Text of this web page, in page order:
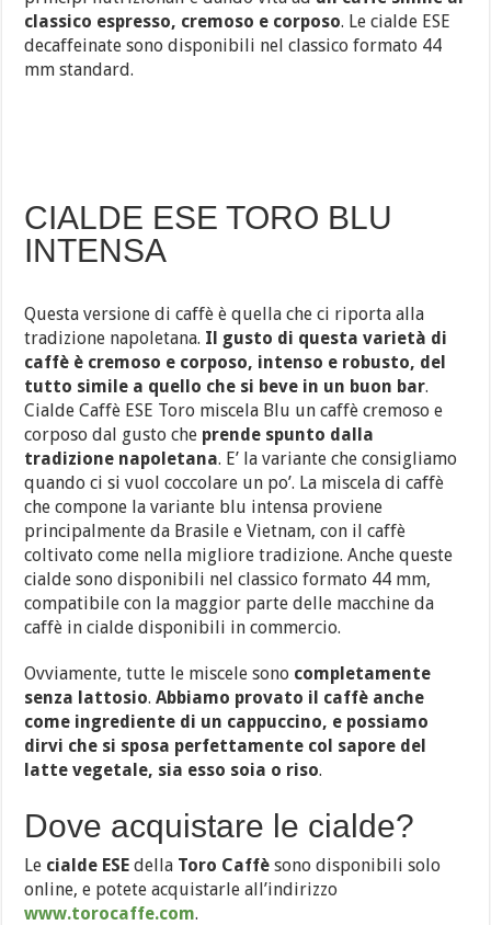
classico espresso, cremoso e corposo. Le cialde ESE
decaffeinate sono disponibili nel classico formato 44
mm standard.
CIALDE ESE TORO BLU
INTENSA
Questa versione di caffè è quella che ci riporta alla
tradizione napoletana. Il gusto di questa varietà di
caffè è cremoso e corposo, intenso e robusto, del
tutto simile a quello che si beve in un buon bar.
Cialde Caffè ESE Toro miscela Blu un caffè cremoso e
corposo dal gusto che prende spunto dalla
tradizione napoletana. E’ la variante che consigliamo
quando ci si vuol coccolare un po’. La miscela di caffè
che compone la variante blu intensa proviene
principalmente da Brasile e Vietnam, con il caffè
coltivato come nella migliore tradizione. Anche queste
cialde sono disponibili nel classico formato 44 mm,
compatibile con la maggior parte delle macchine da
caffè in cialde disponibili in commercio.
Ovviamente, tutte le miscele sono completamente
senza lattosio.Abbiamo provato il caffè anche
come ingrediente di un cappuccino, e possiamo
dirvi che si sposa perfettamente col sapore del
latte vegetale, sia esso soia o riso.
Dove acquistare le cialde?
Le cialde ESE della Toro Caffè sono disponibili solo
online, e potete acquistarle all’indirizzo
www.torocaffe.com.